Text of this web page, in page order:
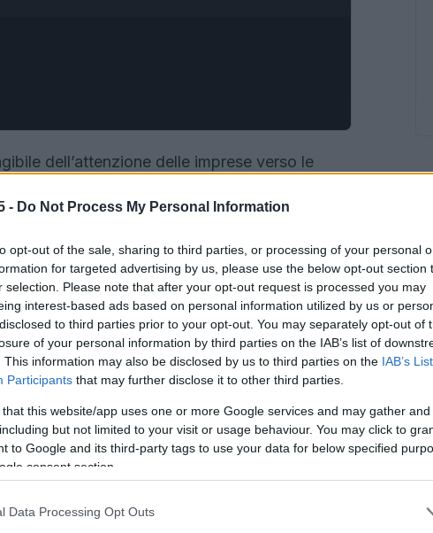
- Do Not Process My Personal Information
opt-out of the sale, sharing to third parties, or processing of your personal
for targeted advertising by us, please use the below opt-out section
selection. Please note that after your opt-out request is processed you may
interest-based ads based on personal information utilized by us or
to third parties prior to your opt-out. You may separately opt-out of
of your personal information by third parties on the IAB’s list of
This information may also be disclosed by us to third parties on the IAB’s
Participants that may further disclose it to other third parties.
that this website/app uses one or more Google services and may gather
but not limited to your visit or usage behaviour. You may click to
to Google and its third-party tags to use your data for below specified
consent section.
Data Processing Opt Outs
dell’attenzione delle imprese verso le
tematico organizzato da
da 400aziende, con un palinsesto di
l’uso concreto dell’ intelligenza artificiale